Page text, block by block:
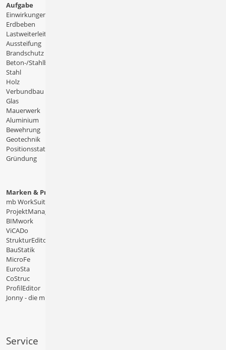
Aufgabe
Einwirkungen
Erdbeben
Lastweiterleitung
Aussteifung
Brandschutz
Beton-/Stahlbeton
Stahl
Holz
Verbundbau
Glas
Mauerwerk
Aluminium
Bewehrung
Geotechnik
Positionsstatik
Gründung
Marken & Produkte
mb WorkSuite
ProjektManager
BIMwork
ViCADo
StrukturEditor
BauStatik
MicroFe
EuroSta
CoStruc
ProfilEditor
Jonny - die mb-App
Service